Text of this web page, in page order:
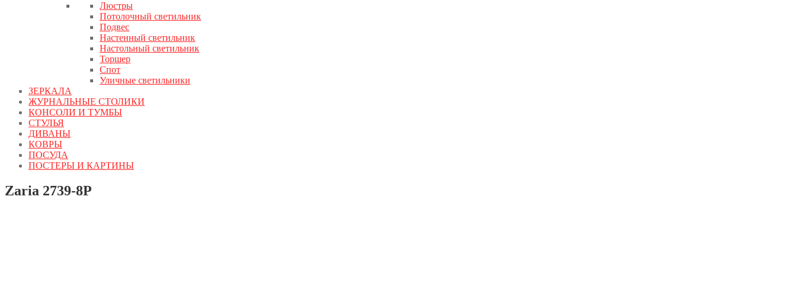
Люстры
Потолочный светильник
Подвес
Настенный светильник
Настольный светильник
Торшер
Спот
Уличные светильники
ЗЕРКАЛА
ЖУРНАЛЬНЫЕ СТОЛИКИ
КОНСОЛИ И ТУМБЫ
СТУЛЬЯ
ДИВАНЫ
КОВРЫ
ПОСУДА
ПОСТЕРЫ И КАРТИНЫ
Zaria 2739-8P